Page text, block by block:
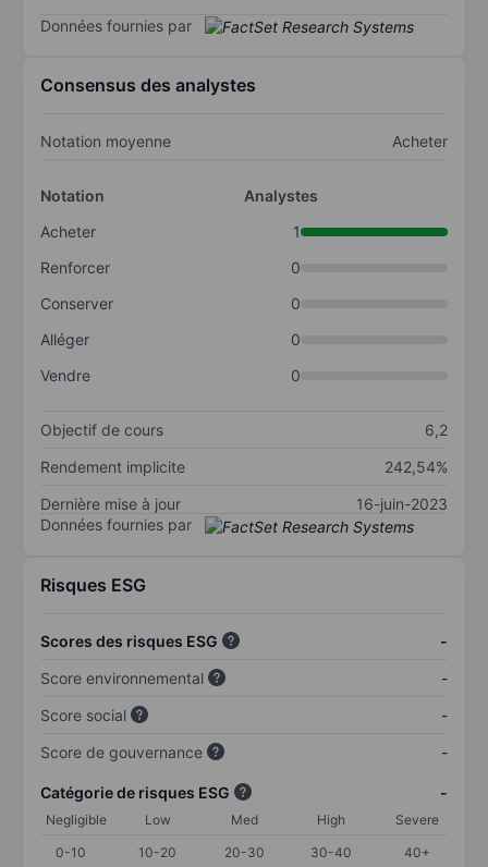
Données fournies par
Consensus des analystes
Notation moyenne Acheter
Notation
Analystes
Acheter
1
Renforcer
0
Conserver
0
Alléger
0
Vendre
0
Objectif de cours
6,2
Rendement implicite
242,54%
Dernière mise à jour
16-juin-2023
Données fournies par
Risques ESG
Scores des risques ESG
-
Score environnemental
-
Score social
-
Score de gouvernance
-
Catégorie de risques ESG -
Negligible Low Med High
Severe
0-10
10-20 20-30 30-40 40+